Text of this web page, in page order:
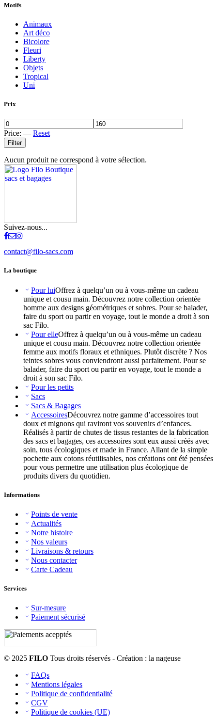
Motifs
Animaux
Art déco
Bicolore
Fleuri
Liberty
Objets
Tropical
Uni
Prix
Price: — Reset
Filter
Aucun produit ne correspond à votre sélection.
Suivez-nous...
contact@filo-sacs.com
La boutique
Pour luiOffrez à quelqu’un ou à vous-même un cadeau
unique et cousu main. Découvrez notre collection orientée
homme aux designs géométriques et sobres. Pour se balader,
faire du sport ou partir en voyage, tout le monde a droit à son
sac Filo.
Pour elleOffrez à quelqu’un ou à vous-même un cadeau
unique et cousu main. Découvrez notre collection orientée
femme aux motifs floraux et ethniques. Plutôt discrète ? Nos
teintes sobres vous conviendront aussi parfaitement. Pour se
balader, faire du sport ou partir en voyage, tout le monde a
droit à son sac Filo.
Pour les petits
Sacs
Sacs & Bagages
AccessoiresDécouvrez notre gamme d’accessoires tout
doux et mignons qui raviront vos souvenirs d’enfances.
Réalisés à partir de chutes de tissus restantes de la fabrication
des sacs et bagages, ces accessoires sont eux aussi créés avec
soin, tous écologiques et made in France. Allant de la simple
pochette aux cotons réutilisables, nos créations ont été pensées
pour vous permettre une utilisation plus écologique de
produits divers du quotidien.
Informations
Points de vente
Actualités
Notre histoire
Nos valeurs
Livraisons & retours
Nous contacter
Carte Cadeau
Services
Sur-mesure
Paiement sécurisé
© 2025 FILO Tous droits réservés - Création : la nageuse
FAQs
Mentions légales
Politique de confidentialité
CGV
Politique de cookies (UE)